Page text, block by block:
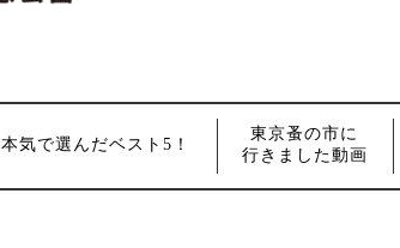
本気で選んだベスト5！
東京蚤の市に
行きました動画